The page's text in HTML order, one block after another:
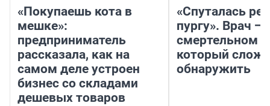
«Покупаешь кота в
мешке»:
предприниматель
рассказала, как на
самом деле устроен
бизнес со складами
дешевых товаров
«Спуталась
пургу». Врач —
смертельном
который
обнаружить